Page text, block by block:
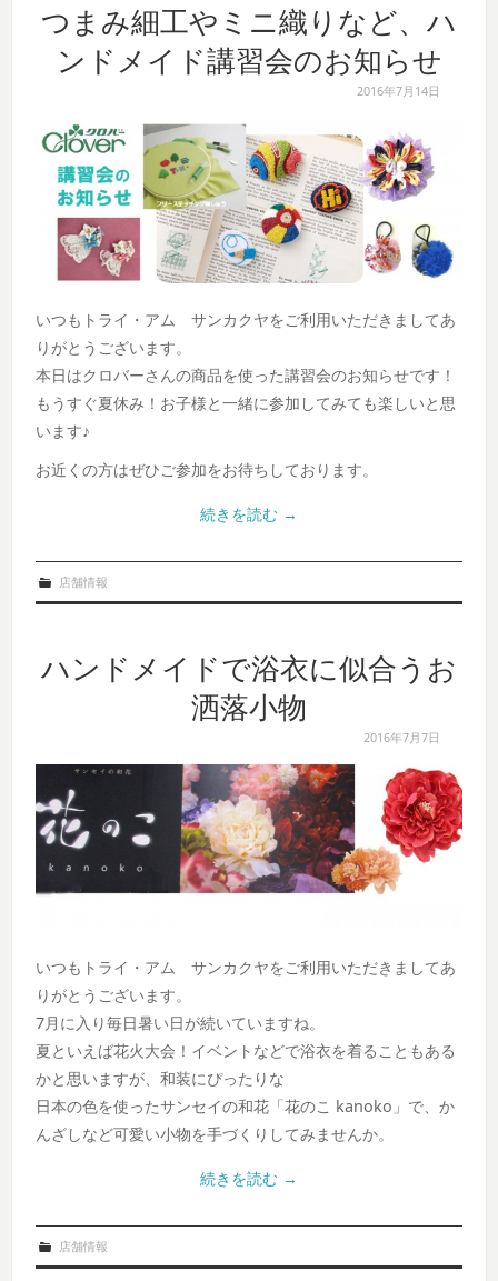
つまみ細工やミニ織りなど、ハ
ンドメイド講習会のお知らせ
2016年7月14日
いつもトライ・アム サンカクヤをご利用いただきましてあ
りがとうございます。
本日はクロバーさんの商品を使った講習会のお知らせです！
もうすぐ夏休み！お子様と一緒に参加してみても楽しいと思
います♪
お近くの方はぜひご参加をお待ちしております。
続きを読む →
店舗情報
ハンドメイドで浴衣に似合うお
洒落小物
2016年7月7日
いつもトライ・アム サンカクヤをご利用いただきましてあ
りがとうございます。
7月に入り毎日暑い日が続いていますね。
夏といえば花火大会！イベントなどで浴衣を着ることもある
かと思いますが、和装にぴったりな
日本の色を使ったサンセイの和花「花のこ kanoko」で、か
んざしなど可愛い小物を手づくりしてみませんか。
続きを読む →
店舗情報